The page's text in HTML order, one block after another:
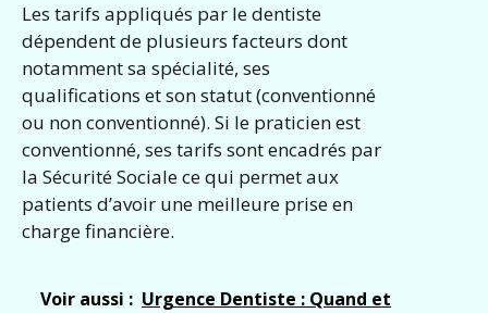
Les tarifs appliqués par le dentiste
dépendent de plusieurs facteurs dont
notamment sa spécialité, ses
qualifications et son statut (conventionné
ou non conventionné). Si le praticien est
conventionné, ses tarifs sont encadrés par
la Sécurité Sociale ce qui permet aux
patients d’avoir une meilleure prise en
charge financière.
Voir aussi : Urgence Dentiste : Quand et